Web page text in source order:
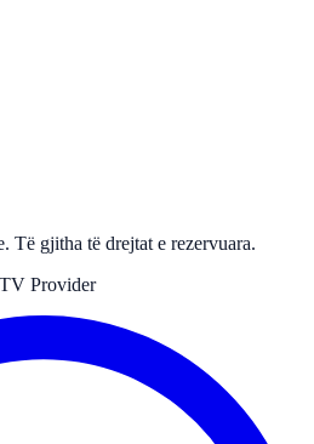
. Të gjitha të drejtat e rezervuara.
Provider